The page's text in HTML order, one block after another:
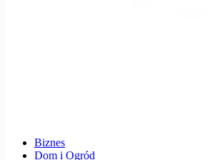
Biznes
Dom i Ogród